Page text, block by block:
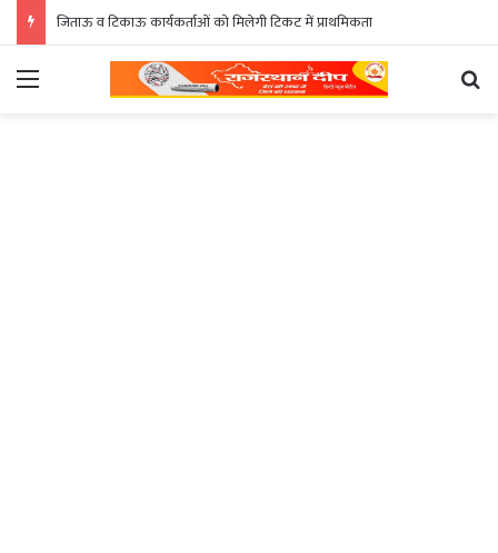
जिताऊ व टिकाऊ कार्यकर्ताओं को मिलेगी टिकट में प्राथमिकता
Menu